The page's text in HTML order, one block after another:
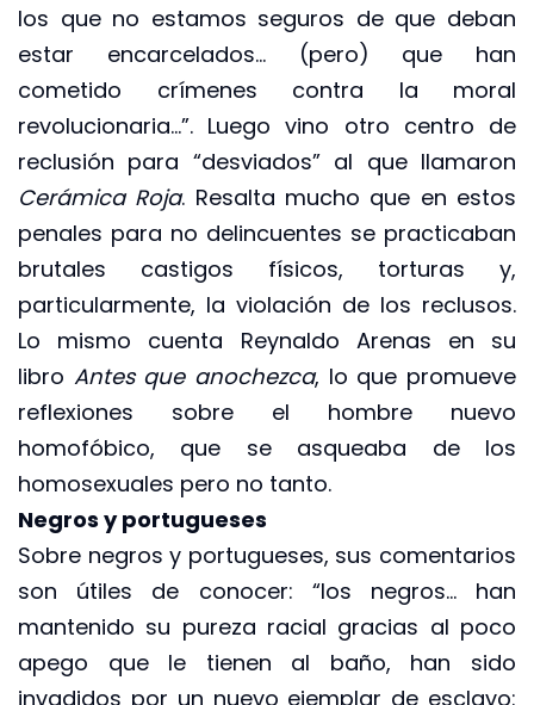
los que no estamos seguros de que deban
estar encarcelados… (pero) que han
cometido crímenes contra la moral
revolucionaria…”. Luego vino otro centro de
reclusión para “desviados” al que llamaron
Cerámica Roja. Resalta mucho que en estos
penales para no delincuentes se practicaban
brutales castigos físicos, torturas y,
particularmente, la violación de los reclusos.
Lo mismo cuenta Reynaldo Arenas en su
libro Antes que anochezca, lo que promueve
reflexiones sobre el hombre nuevo
homofóbico, que se asqueaba de los
homosexuales pero no tanto.
Negros y portugueses
Sobre negros y portugueses, sus comentarios
son útiles de conocer: “los negros… han
mantenido su pureza racial gracias al poco
apego que le tienen al baño, han sido
invadidos por un nuevo ejemplar de esclavo: